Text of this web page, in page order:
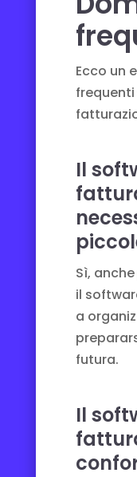
Ecco un
Il
Sì,
il
a
futura.
Il